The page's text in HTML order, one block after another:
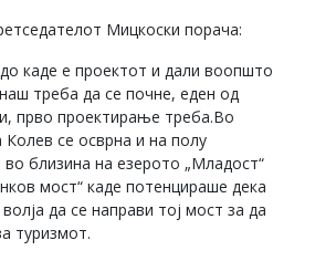
Мицкоски порача:
каде е проектот и дали воопшто
треба да се почне, еден од
прво проектирање треба.Во
Колев се осврна и на полу
близина на езерото „Младост“
мост“ каде потенцираше дека
да се направи тој мост за да
туризмот.